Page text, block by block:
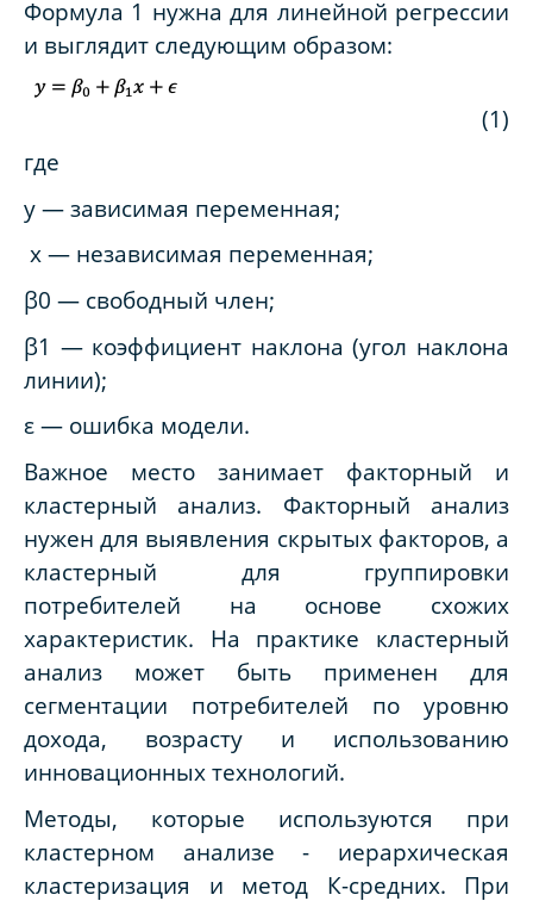
Формула 1 нужна для линейной регрессии
и выглядит следующим образом:
(1)
где
y — зависимая переменная;
x — независимая переменная;
β0 — свободный член;
β1 — коэффициент наклона (угол наклона
линии);
ε — ошибка модели.
Важное место занимает факторный и
кластерный анализ. Факторный анализ
нужен для выявления скрытых факторов, а
кластерный для группировки
потребителей на основе схожих
характеристик. На практике кластерный
анализ может быть применен для
сегментации потребителей по уровню
дохода, возрасту и использованию
инновационных технологий.
Методы, которые используются при
кластерном анализе - иерархическая
кластеризация и метод К-средних. При